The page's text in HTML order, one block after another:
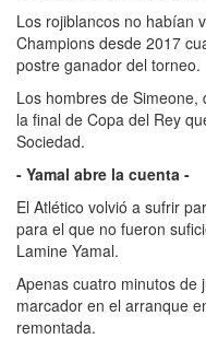
Los rojiblancos no habían
Champions desde 2017
postre ganador del torneo.
Los hombres de
la final de Copa del Rey
Sociedad.
- Yamal abre la cuenta -
El Atlético volvió a sufrir
para el que no fueron
Lamine Yamal.
Apenas cuatro minutos de
marcador en el arranque
remontada.